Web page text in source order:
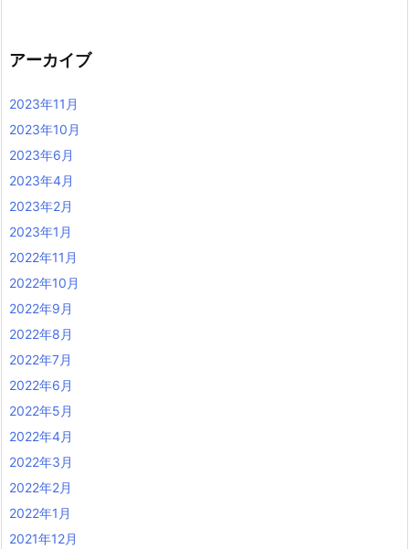
アーカイブ
2023年11月
2023年10月
2023年6月
2023年4月
2023年2月
2023年1月
2022年11月
2022年10月
2022年9月
2022年8月
2022年7月
2022年6月
2022年5月
2022年4月
2022年3月
2022年2月
2022年1月
2021年12月